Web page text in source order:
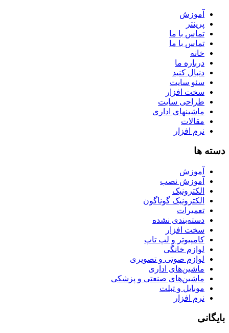
آموزش
پرینتر
تماس با ما
تماس با ما
خانه
درباره ما
دنبال کنید
سئو سایت
سخت افزار
طراحی سایت
ماشینهای اداری
مقالات
نرم افزار
دسته ها
آموزش
آموزش نصب
الکترونیک
الکترونیک گوناگون
تعمیرات
دسته‌بندی نشده
سخت افزار
کامپیوتر و لپ تاپ
لوازم خانگی
لوازم صوتی و تصویری
ماشین‌های اداری
ماشین‌های صنعتی و پزشکی
موبایل و تبلت
نرم افزار
بایگانی